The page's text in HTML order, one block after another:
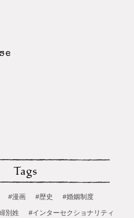
Tags
#漫画 #歴史 #婚姻制度
別姓 #インターセクショナリティ